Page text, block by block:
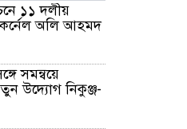
১১ দলীয়
কর্নেল অলি আহমদ
সমন্বয়ে
উদ্যোগ নিকুঞ্জ-